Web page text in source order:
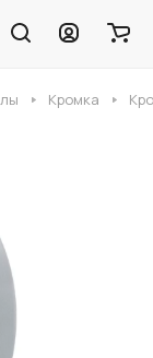
Кромка